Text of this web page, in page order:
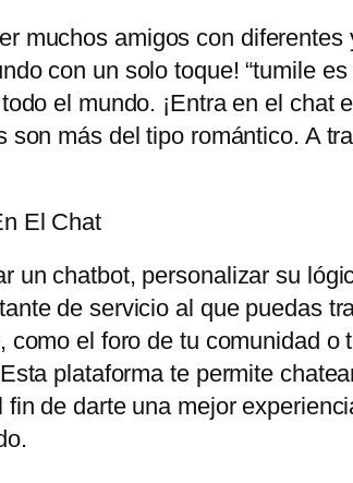
muchos amigos con
con un solo toque! “tumile
el mundo. ¡Entra en el
son más del tipo romántico. A
El Chat
un chatbot, personalizar su
de servicio al que puedas
como el foro de tu comunidad
plataforma te permite
fin de darte una mejor